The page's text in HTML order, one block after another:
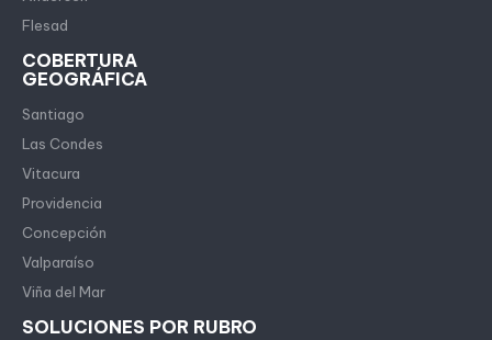
Flesad
COBERTURA
GEOGRÁFICA
Santiago
Las Condes
Vitacura
Providencia
Concepción
Valparaíso
Viña del Mar
SOLUCIONES POR RUBRO